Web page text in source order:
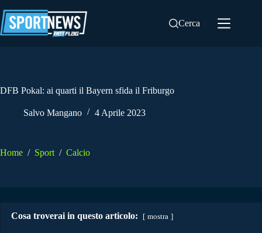
al
contenuto
Cerca
DFB Pokal: ai quarti il Bayern sfida il Friburgo
Salvo Mangano 4 Aprile 2023
Home / Sport / Calcio
Cosa troverai in questo articolo: mostra